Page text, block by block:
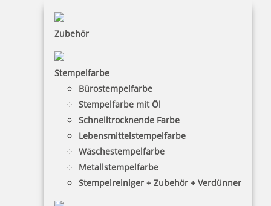
Zubehör
Stempelfarbe
Bürostempelfarbe
Stempelfarbe mit Öl
Schnelltrocknende Farbe
Lebensmittelstempelfarbe
Wäschestempelfarbe
Metallstempelfarbe
Stempelreiniger + Zubehör + Verdünner